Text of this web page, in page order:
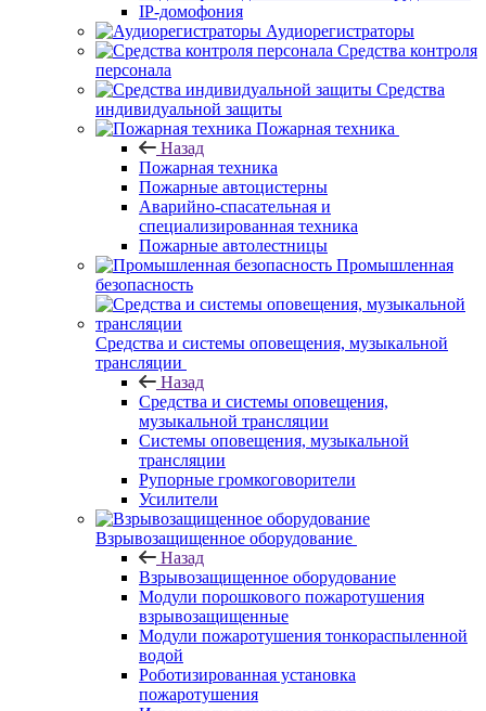
IP-домофония
Аудиорегистраторы
Средства контроля
персонала
Средства
индивидуальной защиты
Пожарная техника
Назад
Пожарная техника
Пожарные автоцистерны
Аварийно-спасательная и
специализированная техника
Пожарные автолестницы
Промышленная
безопасность
Средства и системы оповещения, музыкальной
трансляции
Назад
Средства и системы оповещения,
музыкальной трансляции
Системы оповещения, музыкальной
трансляции
Рупорные громкоговорители
Усилители
Взрывозащищенное оборудование
Назад
Взрывозащищенное оборудование
Модули порошкового пожаротушения
взрывозащищенные
Модули пожаротушения тонкораспыленной
водой
Роботизированная установка
пожаротушения